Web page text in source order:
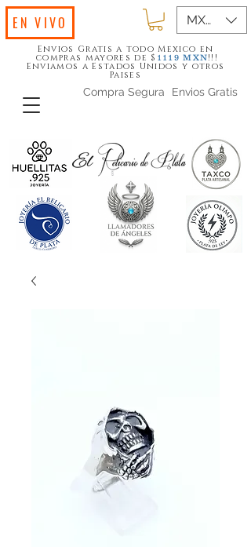
Envios Gratis
Compra Segura
Envios Gratis a todo Mexico en
compras mayores de $ 1119 MXN!!!
Enviamos a Estados Unidos y otros
Paises
MXN ($)
EN VIVO